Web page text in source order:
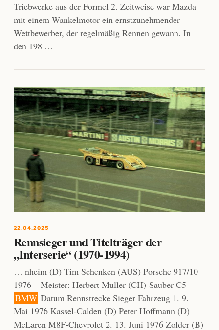
Triebwerke aus der Formel 2. Zeitweise war Mazda
mit einem Wankelmotor ein ernstzunehmender
Wettbewerber, der regelmäßig Rennen gewann. In
den 198 …
22.04.2025
Rennsieger und Titelträger der
„Interserie“ (1970-1994)
… nheim (D) Tim Schenken (AUS) Porsche 917/10
1976 – Meister: Herbert Muller (CH)-Sauber C5-
BMW Datum Rennstrecke Sieger Fahrzeug 1. 9.
Mai 1976 Kassel-Calden (D) Peter Hoffmann (D)
McLaren M8F-Chevrolet 2. 13. Juni 1976 Zolder (B)